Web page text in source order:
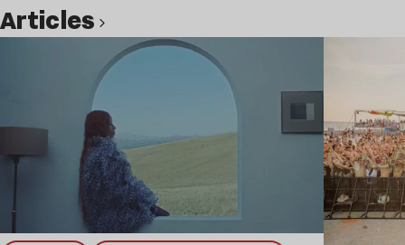
Articles